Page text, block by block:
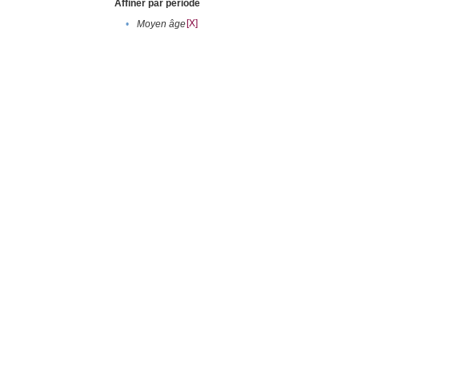
Affiner par période
•
Moyen âge[X]